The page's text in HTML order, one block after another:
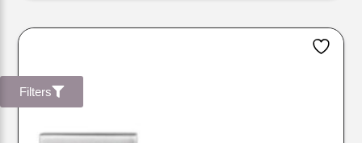
Filters